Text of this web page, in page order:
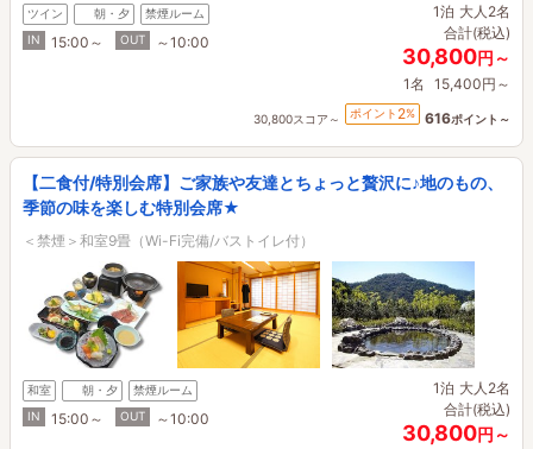
ツイン 朝・夕
禁煙ルーム
IN
15:00～ OUT ～10:00
1泊 大人2名
合計(税込)
30,800円～
1名 15,400円～
30,800スコア～ ポイント 2% 616ポイント～
【二食付/特別会席】ご家族や友達とちょっと贅沢に♪地のもの、
季節の味を楽しむ特別会席★
＜禁煙＞和室9畳（Wi-Fi完備/バストイレ付）
和室 朝・夕
禁煙ルーム
IN
15:00～ OUT ～10:00
1泊 大人2名
合計(税込)
30,800円～